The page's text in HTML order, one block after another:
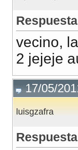
vecino,
2 jejeje
17/05/
luisgzafra